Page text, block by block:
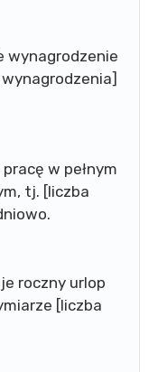
wynagrodzenie
w pełnym
tj. [liczba
roczny urlop
[liczba